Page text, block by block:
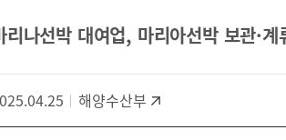
리나선박 대여업, 마리아선박 보관·
해양수산부